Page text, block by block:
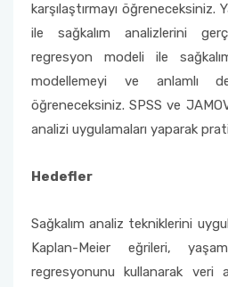
karşılaştırmayı öğreneceksiniz.
ile sağkalım analizlerini
regresyon modeli ile
modellemeyi ve anlamlı
öğreneceksiniz. SPSS ve
analizi uygulamaları yaparak
Hedefler
Sağkalım analiz tekniklerini
Kaplan-Meier eğrileri,
regresyonunu kullanarak veri